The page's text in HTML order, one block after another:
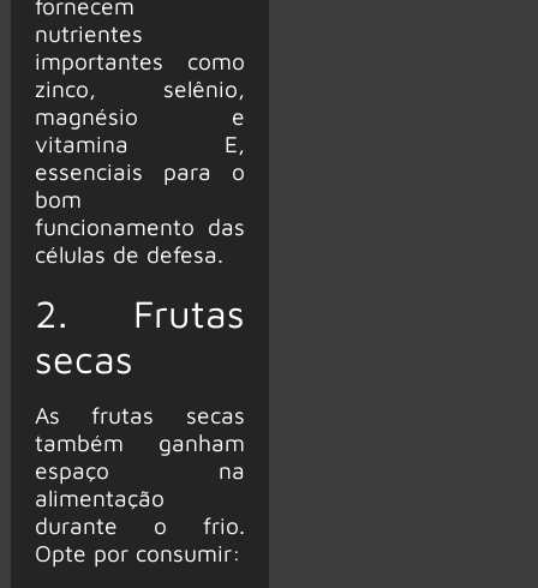
nutrientes
importantes como
zinco, selênio,
magnésio e
vitamina E,
essenciais para o
bom
funcionamento das
células de defesa.
2. Frutas
secas
As frutas secas
também ganham
espaço na
alimentação
durante o frio.
Opte por consumir: